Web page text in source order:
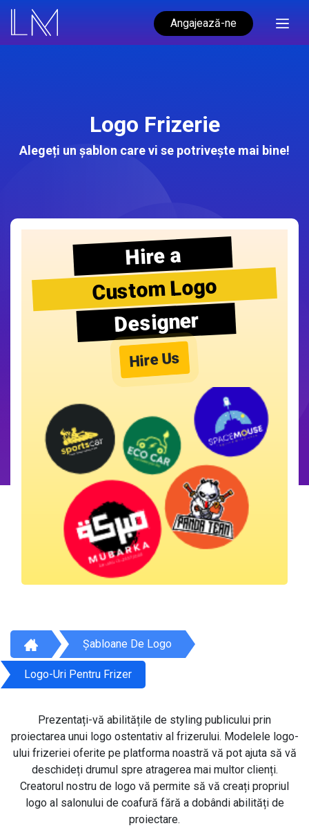
Angajează-ne
Logo Frizerie
Alegeți un șablon care vi se potrivește mai bine!
Hire a
Custom Logo
Designer
Hire Us
Șabloane De Logo
Logo-Uri Pentru Frizer
Prezentați-vă abilitățile de styling publicului prin
proiectarea unui logo ostentativ al frizerului. Modelele logo-
ului frizeriei oferite pe platforma noastră vă pot ajuta să vă
deschideți drumul spre atragerea mai multor clienți.
Creatorul nostru de logo vă permite să vă creați propriul
logo al salonului de coafură fără a dobândi abilități de
proiectare.